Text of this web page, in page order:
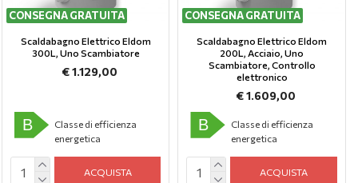
CONSEGNA GRATUITA
Scaldabagno Elettrico Eldom
300L, Uno Scambiatore
€ 1.129,00
B
Classe di efficienza
energetica
ACQUISTA
CONSEGNA GRATUITA
Scaldabagno Elettrico Eldom
200L, Аcciaio, Uno
Scambiatore, Controllo
elettronico
€ 1.609,00
B
Classe di efficienza
energetica
ACQUISTA